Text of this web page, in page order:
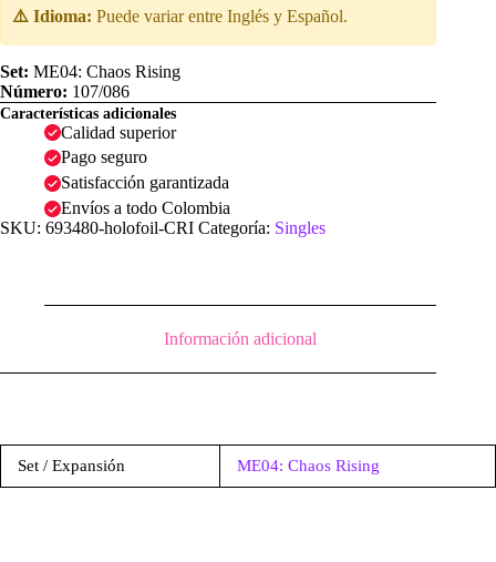
⚠️ Idioma: Puede variar entre Inglés y Español.
Set: ME04: Chaos Rising
Número: 107/086
Características adicionales
Calidad superior
Pago seguro
Satisfacción garantizada
Envíos a todo Colombia
SKU: 693480-holofoil-CRI Categoría: Singles
Información adicional
Set / Expansión ME04: Chaos Rising